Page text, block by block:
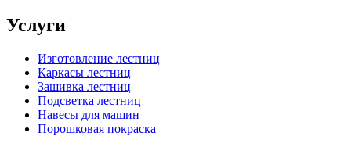
Услуги
Изготовление лестниц
Каркасы лестниц
Зашивка лестниц
Подсветка лестниц
Навесы для машин
Порошковая покраска